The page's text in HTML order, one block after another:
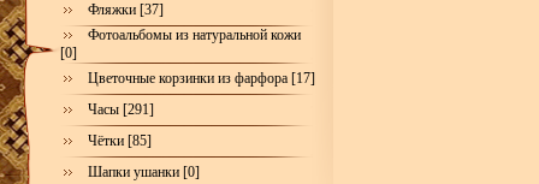
Фляжки [37]
Фотоальбомы из натуральной кожи
[0]
Цветочные корзинки из фарфора [17]
Часы [291]
Чётки [85]
Шапки ушанки [0]